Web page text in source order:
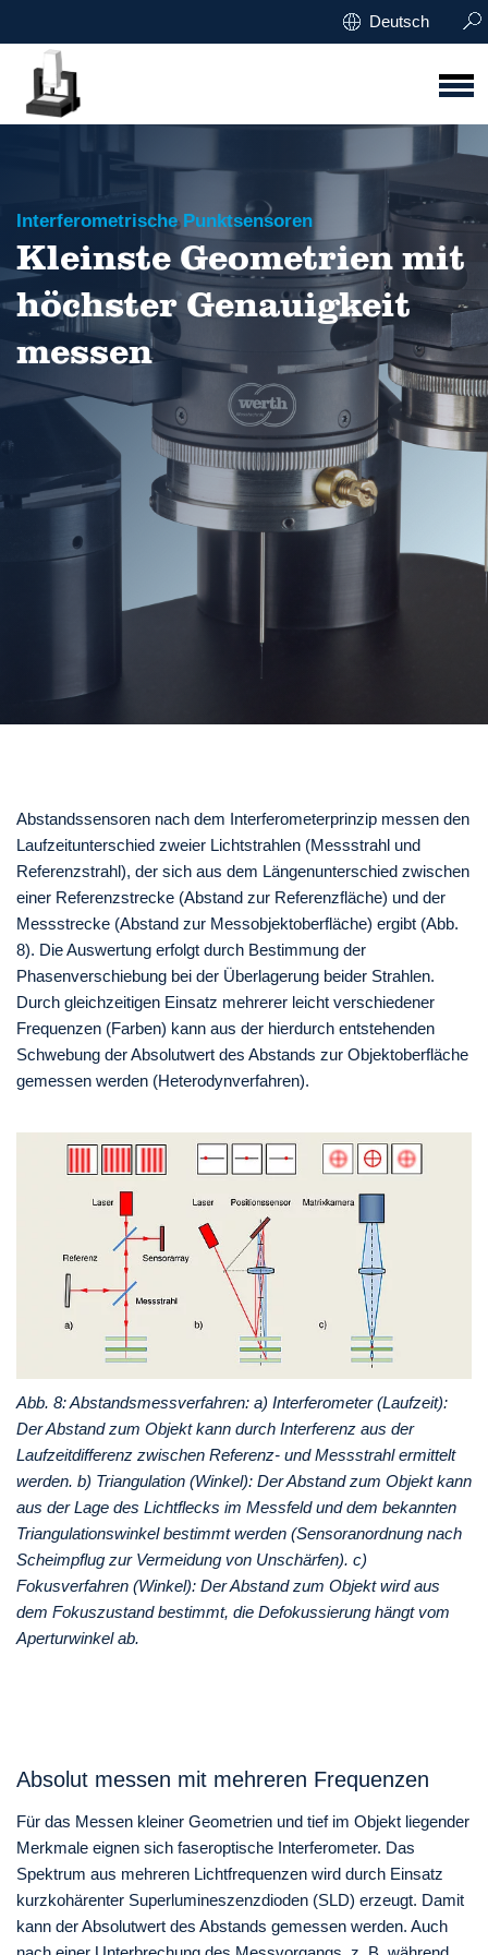
Deutsch
Interferometrische Punktsensoren
Kleinste Geometrien mit
höchster Genauigkeit
messen
Abstandssensoren nach dem Interferometerprinzip messen den
Laufzeitunterschied zweier Lichtstrahlen (Messstrahl und
Referenzstrahl), der sich aus dem Längenunterschied zwischen
einer Referenzstrecke (Abstand zur Referenzfläche) und der
Messstrecke (Abstand zur Messobjektoberfläche) ergibt (Abb.
8). Die Auswertung erfolgt durch Bestimmung der
Phasenverschiebung bei der Überlagerung beider Strahlen.
Durch gleichzeitigen Einsatz mehrerer leicht verschiedener
Frequenzen (Farben) kann aus der hierdurch entstehenden
Schwebung der Absolutwert des Abstands zur Objektoberfläche
gemessen werden (Heterodynverfahren).
Abb. 8: Abstandsmessverfahren: a) Interferometer (Laufzeit):
Der Abstand zum Objekt kann durch Interferenz aus der
Laufzeitdifferenz zwischen Referenz- und Messstrahl ermittelt
werden. b) Triangulation (Winkel): Der Abstand zum Objekt kann
aus der Lage des Lichtflecks im Messfeld und dem bekannten
Triangulationswinkel bestimmt werden (Sensoranordnung nach
Scheimpflug zur Vermeidung von Unschärfen). c)
Fokusverfahren (Winkel): Der Abstand zum Objekt wird aus
dem Fokuszustand bestimmt, die Defokussierung hängt vom
Aperturwinkel ab.
Absolut messen mit mehreren Frequenzen
Für das Messen kleiner Geometrien und tief im Objekt liegender
Merkmale eignen sich faseroptische Interferometer. Das
Spektrum aus mehreren Lichtfrequenzen wird durch Einsatz
kurzkohärenter Superlumineszenzdioden (SLD) erzeugt. Damit
kann der Absolutwert des Abstands gemessen werden. Auch